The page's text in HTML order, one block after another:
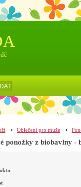
Oblečení pro muže
ponožky z biobavlny -